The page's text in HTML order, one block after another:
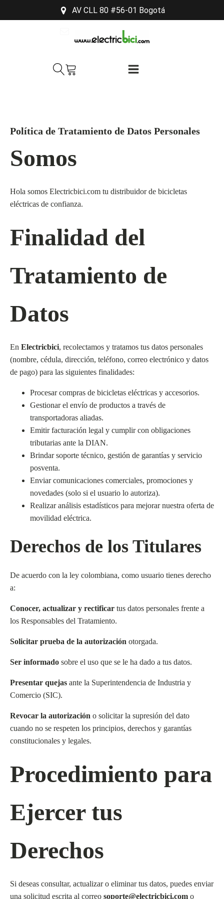
AV CLL 80 #56-01 Bogotá
soporte@electricbici.com
Política de Tratamiento de Datos Personales
Somos
Hola somos Electricbici.com tu distribuidor de bicicletas
eléctricas de confianza.
Finalidad del
Tratamiento de
Datos
En Electricbici, recolectamos y tratamos tus datos personales
(nombre, cédula, dirección, teléfono, correo electrónico y datos
de pago) para las siguientes finalidades:
Procesar compras de bicicletas eléctricas y accesorios.
Gestionar el envío de productos a través de
transportadoras aliadas.
Emitir facturación legal y cumplir con obligaciones
tributarias ante la DIAN.
Brindar soporte técnico, gestión de garantías y servicio
posventa.
Enviar comunicaciones comerciales, promociones y
novedades (solo si el usuario lo autoriza).
Realizar análisis estadísticos para mejorar nuestra oferta de
movilidad eléctrica.
Derechos de los Titulares
De acuerdo con la ley colombiana, como usuario tienes derecho
a:
Conocer, actualizar y rectificar tus datos personales frente a
los Responsables del Tratamiento.
Solicitar prueba de la autorización otorgada.
Ser informado sobre el uso que se le ha dado a tus datos.
Presentar quejas ante la Superintendencia de Industria y
Comercio (SIC).
Revocar la autorización o solicitar la supresión del dato
cuando no se respeten los principios, derechos y garantías
constitucionales y legales.
Procedimiento para
Ejercer tus
Derechos
Si deseas consultar, actualizar o eliminar tus datos, puedes enviar
una solicitud escrita al correo soporte@electricbici.com o